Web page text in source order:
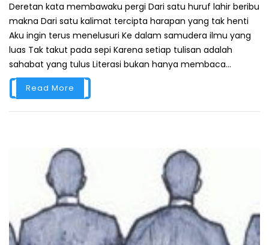
Deretan kata membawaku pergi Dari satu huruf lahir beribu
makna Dari satu kalimat tercipta harapan yang tak henti
Aku ingin terus menelusuri Ke dalam samudera ilmu yang
luas Tak takut pada sepi Karena setiap tulisan adalah
sahabat yang tulus Literasi bukan hanya membaca...
Read More